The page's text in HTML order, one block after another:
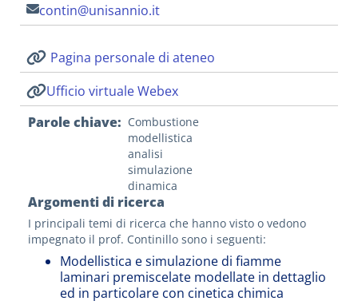
contin@unisannio.it
Pagina personale di ateneo
Ufficio virtuale Webex
Parole chiave
Combustione
modellistica
analisi
simulazione
dinamica
Argomenti di ricerca
I principali temi di ricerca che hanno visto o vedono
impegnato il prof. Continillo sono i seguenti:
Modellistica e simulazione di fiamme
laminari premiscelate modellate in dettaglio
ed in particolare con cinetica chimica